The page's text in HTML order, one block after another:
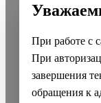
При работе с
При
завершения
обращения к